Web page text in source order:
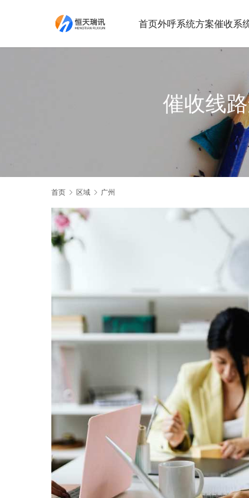
首页外呼系统方案催收系
催收线
首页 区域 广州